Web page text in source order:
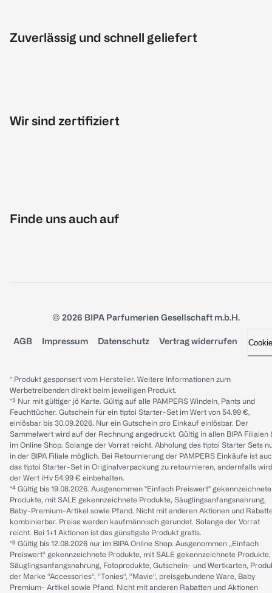
Zuverlässig und schnell geliefert
Wir sind zertifiziert
Finde uns auch auf
© 2026 BIPA Parfumerien Gesellschaft m.b.H.
AGB Impressum Datenschutz Vertrag widerrufen
* Produkt gesponsert vom Hersteller. Weitere Informationen zum
Werbetreibenden direkt beim jeweiligen Produkt.
*³ Nur mit gültiger jö Karte. Gültig auf alle PAMPERS Windeln, Pants und
Feuchttücher. Gutschein für ein tiptoi Starter-Set im Wert von 54.99 €,
einlösbar bis 30.09.2026. Nur ein Gutschein pro Einkauf einlösbar. Der
Sammelwert wird auf der Rechnung angedruckt. Gültig in allen BIPA Filialen
im Online Shop. Solange der Vorrat reicht. Abholung des tiptoi Starter Sets
in der BIPA Filiale möglich. Bei Retournierung der PAMPERS Einkäufe ist
das tiptoi Starter-Set in Originalverpackung zu retournieren, andernfalls wird
der Wert iHv 54.99 € einbehalten.
*⁴ Gültig bis 19.08.2026. Ausgenommen "Einfach Preiswert" gekennzeichnete
Produkte, mit SALE gekennzeichnete Produkte, Säuglingsanfangsnahrung,
Baby-Premium-Artikel sowie Pfand. Nicht mit anderen Aktionen und
kombinierbar. Preise werden kaufmännisch gerundet. Solange der Vorrat
reicht. Bei 1+1 Aktionen ist das günstigste Produkt gratis.
*⁸ Gültig bis 12.08.2026 nur im BIPA Online Shop. Ausgenommen „Einfach
Preiswert“ gekennzeichnete Produkte, mit SALE gekennzeichnete Produkte,
Säuglingsanfangsnahrung, Fotoprodukte, Gutschein- und Wertkarten,
der Marke “Accessories“, “Tonies“, “Mavie“, preisgebundene Ware, Baby
Premium- Artikel sowie Pfand. Nicht mit anderen Rabatten und Aktionen